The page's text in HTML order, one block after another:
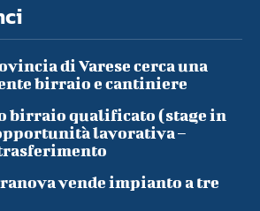
di Varese cerca una
birraio e cantiniere
birraio qualificato (stage in
lavorativa –
vende impianto a tre